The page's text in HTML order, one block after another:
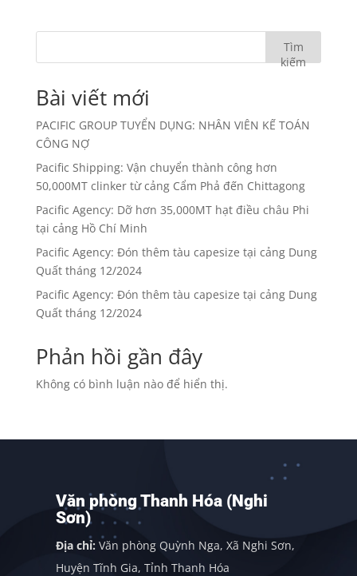
Tìm
kiếm
Bài viết mới
PACIFIC GROUP TUYỂN DỤNG: NHÂN VIÊN KẾ TOÁN
CÔNG NỢ
Pacific Shipping: Vận chuyển thành công hơn
50,000MT clinker từ cảng Cẩm Phả đến Chittagong
Pacific Agency: Dỡ hơn 35,000MT hạt điều châu Phi
tại cảng Hồ Chí Minh
Pacific Agency: Đón thêm tàu capesize tại cảng Dung
Quất tháng 12/2024
Pacific Agency: Đón thêm tàu capesize tại cảng Dung
Quất tháng 12/2024
Phản hồi gần đây
Không có bình luận nào để hiển thị.
Văn phòng Thanh Hóa (Nghi
Sơn)
Địa chỉ: Văn phòng Quỳnh Nga, Xã Nghi Sơn,
Huyện Tĩnh Gia, Tỉnh Thanh Hóa